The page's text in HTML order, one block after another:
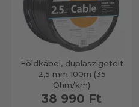
Földkábel, duplaszigetelt
2,5 mm 100m (35
Ohm/km)
38 990 Ft